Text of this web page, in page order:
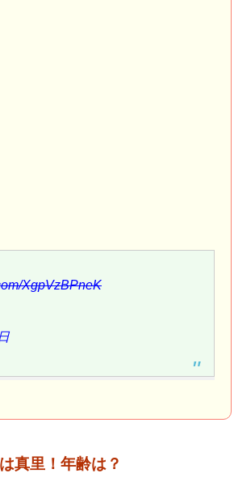
XgpVzBPneK
真里！年齢は？